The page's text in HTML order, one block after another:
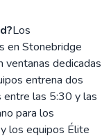
Los
en Stonebridge
ventanas dedicadas
entrena dos
entre las 5:30 y las
para los
los equipos Élite